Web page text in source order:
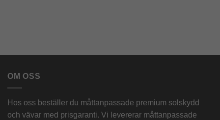
OM OSS
Hos oss beställer du måttanpassade premium solskydd
och vävar med prisgaranti. Vi levererar måttanpassade